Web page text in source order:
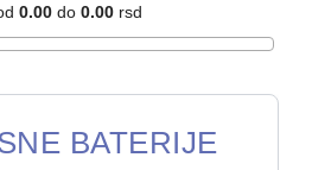
0.00 do 0.00 rsd
BATERIJE